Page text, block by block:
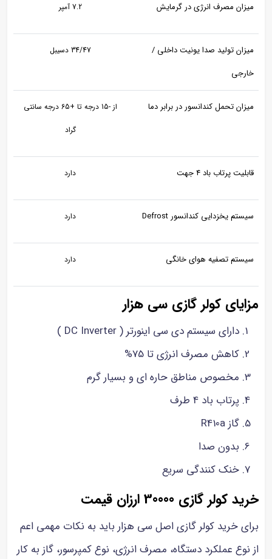
میزان مصرف انرژی در گرمایش 7.2 آمپر
میزان تولید صدا یونیت داخلی /
خارجی
34/47 دسیبل
میزان تحمل کندانسور در برابر دما
از -15 درجه تا +65 درجه سانتی
گراد
قابلیت پرتاب باد 4 جهت دارد
سیستم یخزدایی کندانسور Defrost دارد
سیستم تصفیه هوای خانگی دارد
مزایای کولر گازی سی هزار
دارای سیستم دی سی اینورتر ( DC Inverter )
کاهش مصرف انرژی تا 75%
مخصوص مناطق حاره ای و بسیار گرم
پرتاب باد 4 طرف
گاز R410a
بدون صدا
خنک کنندگی سریع
خرید کولر گازی 30000 ارزان قیمت
برای خرید کولر گازی اصل سی هزار باید به نکات مهمی اعم
از نوع عملکرد دستگاه، مصرف انرژی، نوع کمپرسور، گاز به کار